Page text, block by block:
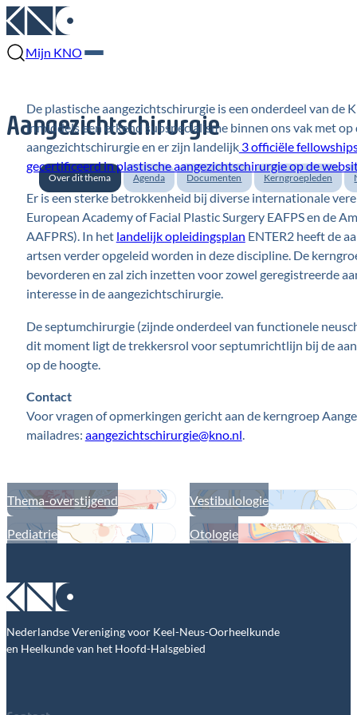
Mijn KNO
Aangezichtschirurgie
Over dit thema Agenda Documenten Kerngroepleden
De plastische aangezichtschirurgie is een onderdeel van
inmiddels een erkend subspecialisme binnen ons vak met
aangezichtschirurgie en er zijn landelijk3 officiële
gecertificeerd in plastische aangezichtschirurgie op de
Er is een sterke betrokkenheid bij diverse internationale
European Academy of Facial Plastic Surgery EAFPS en de
AAFPRS). In het landelijk opleidingsplan ENTER2 heeft de
artsen verder opgeleid worden in deze discipline. De
bevorderen en zal zich inzetten voor zowel geregistreerde
interesse in de aangezichtschirurgie.
De septumchirurgie (zijnde onderdeel van functionele
dit moment ligt de trekkersrol voor septumrichtlijn bij de
op de hoogte.
Contact
Voor vragen of opmerkingen gericht aan de kerngroep
mailadres: aangezichtschirurgie@kno.nl.
Thema-overstijgend Vestibulologie
Pediatrie Otologie
Nederlandse Vereniging voor Keel-Neus-Oorheelkunde
en Heelkunde van het Hoofd-Halsgebied